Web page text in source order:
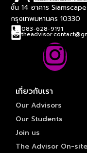
ชั้น 14 อาคาร
กรุงเทพมหานคร 10330
083-628-9191
เกี่ยวกับเรา
Our Advisors
Our Students
Join us
The Advisor On-site